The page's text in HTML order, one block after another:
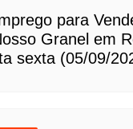
para
Granel em
sexta (05/09/